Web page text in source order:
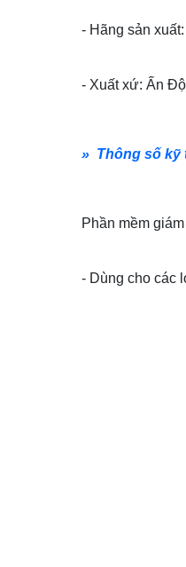
- Hãng sản
- Xuất xứ: Ấn Độ
» Thông số kỹ
Phần mềm
- Dùng cho các